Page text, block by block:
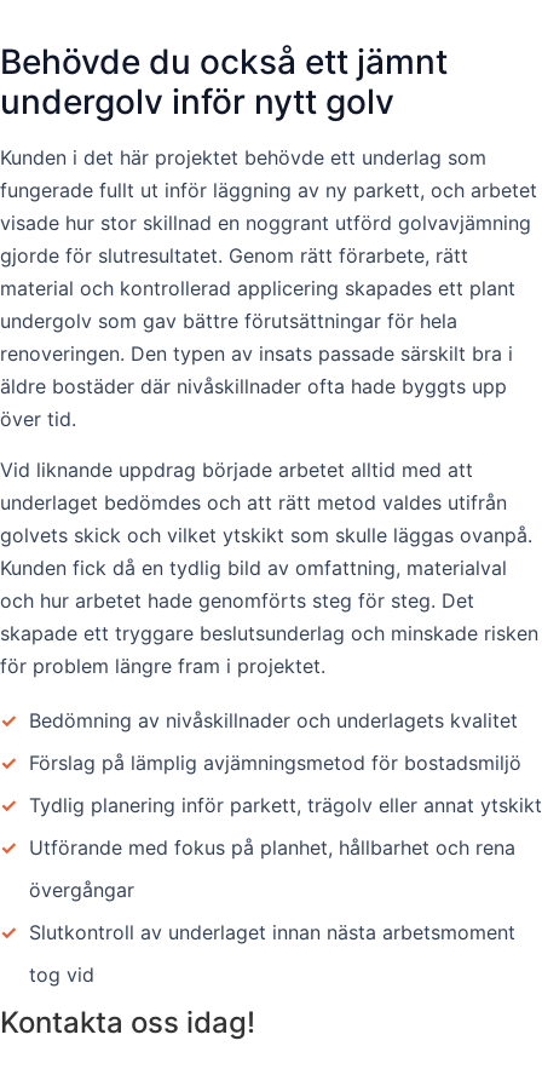
Behövde du också ett jämnt
undergolv inför nytt golv
Kunden i det här projektet behövde ett underlag som
fungerade fullt ut inför läggning av ny parkett, och arbetet
visade hur stor skillnad en noggrant utförd golvavjämning
gjorde för slutresultatet. Genom rätt förarbete, rätt
material och kontrollerad applicering skapades ett plant
undergolv som gav bättre förutsättningar för hela
renoveringen. Den typen av insats passade särskilt bra i
äldre bostäder där nivåskillnader ofta hade byggts upp
över tid.
Vid liknande uppdrag började arbetet alltid med att
underlaget bedömdes och att rätt metod valdes utifrån
golvets skick och vilket ytskikt som skulle läggas ovanpå.
Kunden fick då en tydlig bild av omfattning, materialval
och hur arbetet hade genomförts steg för steg. Det
skapade ett tryggare beslutsunderlag och minskade risken
för problem längre fram i projektet.
✓ Bedömning av nivåskillnader och underlagets kvalitet
✓ Förslag på lämplig avjämningsmetod för bostadsmiljö
✓ Tydlig planering inför parkett, trägolv eller annat ytskikt
✓ Utförande med fokus på planhet, hållbarhet och rena
övergångar
✓ Slutkontroll av underlaget innan nästa arbetsmoment
tog vid
Kontakta oss idag!